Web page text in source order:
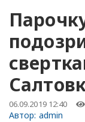
06.09.2019 12:40
Автор: admin